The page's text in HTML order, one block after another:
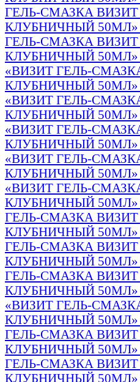
ГЕЛЬ-СМАЗКА
КЛУБНИЧНЫЙ 50МЛ» в
ГЕЛЬ-СМАЗКА
КЛУБНИЧНЫЙ 50МЛ» в
«ВИЗИТ ГЕЛЬ-
КЛУБНИЧНЫЙ 50МЛ» в
«ВИЗИТ ГЕЛЬ-
КЛУБНИЧНЫЙ 50МЛ»
«ВИЗИТ ГЕЛЬ-
КЛУБНИЧНЫЙ 50МЛ»
«ВИЗИТ ГЕЛЬ-
КЛУБНИЧНЫЙ 50МЛ» в
«ВИЗИТ ГЕЛЬ-
КЛУБНИЧНЫЙ 50МЛ»
ГЕЛЬ-СМАЗКА
КЛУБНИЧНЫЙ 50МЛ»
ГЕЛЬ-СМАЗКА
КЛУБНИЧНЫЙ 50МЛ»
ГЕЛЬ-СМАЗКА
КЛУБНИЧНЫЙ 50МЛ»
«ВИЗИТ ГЕЛЬ-
КЛУБНИЧНЫЙ 50МЛ»
ГЕЛЬ-СМАЗКА
КЛУБНИЧНЫЙ 50МЛ»
ГЕЛЬ-СМАЗКА
КЛУБНИЧНЫЙ 50МЛ» в